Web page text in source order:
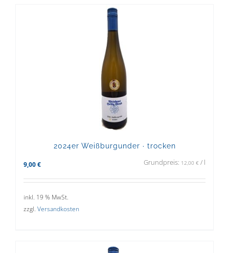
2024er Weißburgunder · trocken
9,00 € Grundpreis: 12,00 € / l
inkl. 19 % MwSt.
zzgl. Versandkosten